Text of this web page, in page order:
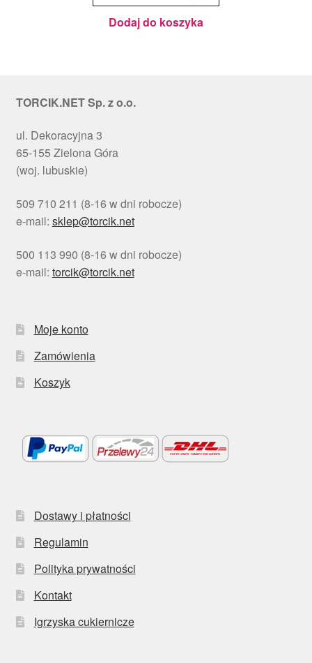
cm - PC
Dodaj do koszyka
TORCIK.NET Sp. z o.o.
ul. Dekoracyjna 3
65-155 Zielona Góra
(woj. lubuskie)
509 710 211 (8-16 w dni robocze)
e-mail: sklep@torcik.net
500 113 990 (8-16 w dni robocze)
e-mail: torcik@torcik.net
Moje konto
Zamówienia
Koszyk
Dostawy i płatności
Regulamin
Polityka prywatności
Kontakt
Igrzyska cukiernicze